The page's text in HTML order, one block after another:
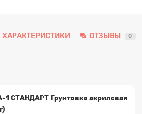
ХАРАКТЕРИСТИКИ ОТЗЫВЫ 0
1 СТАНДАРТ Грунтовка акриловая